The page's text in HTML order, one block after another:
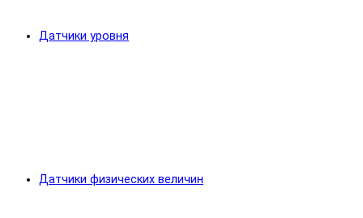
Датчики уровня
Датчики физических величин